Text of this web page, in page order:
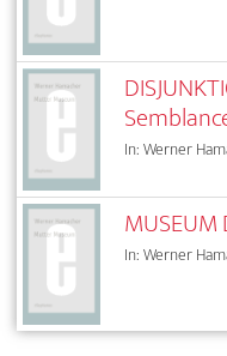
In: Werner
In: Werner